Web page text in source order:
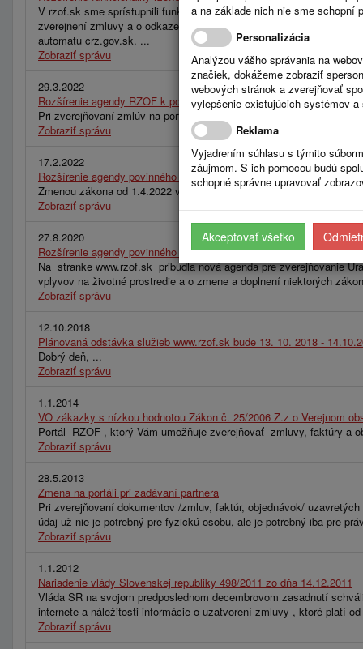
V rzof.sk sme sprístupnili funkcionalitu, ktorá pri používaní
zverejnení zmluvy a o odkaze na zmluvu na crz.gov.sk. Táto
automatu crz.gov.sk. ...
Zobraziť správu
29.3.2022
Rozšírenie agendy RZOF k povinnému zverejňovaniu na stránke
Pri zverejňovaní zmlúv na portáli RZOF odporúčame zverejňovať
Zobraziť správu
17.2.2022
Rozšírenie agendy povinného zverejňovania na stránke https://
Zmenou zákona od 1.4.2022 vzniká povinnosť zverejňovania
Zobraziť správu
27.8.2020
Rozšírenie agendy povinného zverejňovania na stránke www.rzof.sk
Na stranke www.rzof.sk pribudla nová agenda pre zverejňovanie
vplyvov na životné prostredie a o zmene a doplnení niektorých
Zobraziť správu
12.10.2018
Plánovaná odstávka služieb www.rzof.sk bude 13. 10. 2018 -
Dobrý deň, ...
Zobraziť správu
1.1.2014
VO zákazky s nízkou hodnotou Zákon č. 25/2006 Z.z o Verejnom
Portál RZOF , ktorý Vám umožňuje zverejňovať zmluvy, faktúry a
Zobraziť správu
28.5.2013
Zmena na portáli pri zadávaní partnera
Pri zverejňovaní dokumentov /zmluv, faktúr, objednávok/
údaj už nie je potrebný pre fyzickú osobu, ale je potrebný iba pre
Zobraziť správu
1.1.2012
Nariadenie vlády Slovenskej republiky 498/2011 zo dňa 14.12.2011
Vláda SR na svojom predposlednom decembrovom zasadnutí
internete a náležitosti informácie o uzatvorení zmluvy , ktoré platí
Zobraziť správu
a na základe nich nie sme schopní
Personalizácia
Analýzou vášho správania na
značiek, dokážeme zobraziť
webových stránok a zverejňovať
vylepšenie existujúcich systémov
Reklama
Vyjadrením súhlasu s týmito
záujmom. S ich pomocou budú
schopné správne upravovať
Akceptovať všetko